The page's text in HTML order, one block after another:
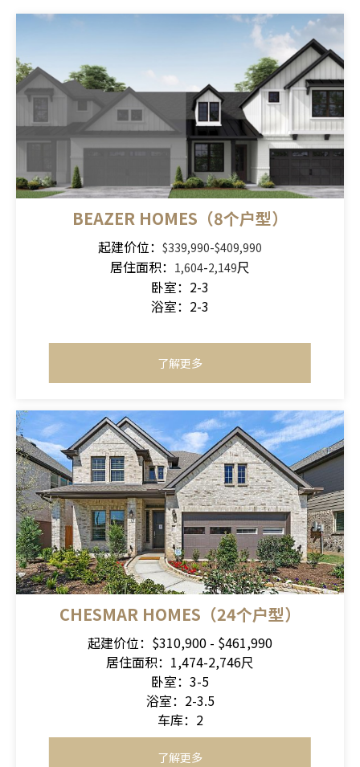
BEAZER HOMES（8个户型）
起建价位： $339,990-$409,990
居住面积： 1,604-2,149尺
卧室：2-3
浴室：2-3
了解更多
CHESMAR HOMES（24个户型）
起建价位：$310,900 - $461,990
居住面积：1,474-2,746尺
卧室：3-5
浴室：2-3.5
车库：2
了解更多